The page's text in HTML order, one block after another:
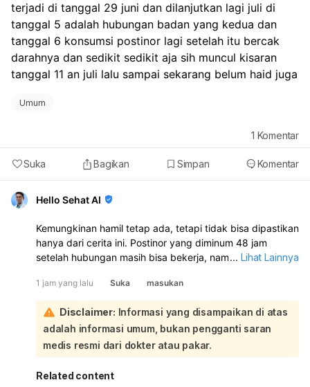
terjadi di tanggal 29 juni dan dilanjutkan lagi juli di
tanggal 5 adalah hubungan badan yang kedua dan
tanggal 6 konsumsi postinor lagi setelah itu bercak
darahnya dan sedikit sedikit aja sih muncul kisaran
tanggal 11 an juli lalu sampai sekarang belum haid juga
Umum
Suka Bagikan Simpan Komentar
1 Komentar
Hello Sehat AI
Kemungkinan hamil tetap ada, tetapi tidak bisa dipastikan
hanya dari cerita ini. Postinor yang diminum 48 jam
setelah hubungan masih bisa bekerja, namun bisa juga
terlambat atau tidak teratur. Perdarahan yang muncul
setelah minum Postinor tidak selalu berarti haid:
Karena ada hubungan tanpa ejakulasi di dalam, risiko
memang lebih kecil, tetapi tetap ada risiko dari cairan
pra-ejakulasi. Kalau hubungan tanggal 21 Juni memang
dekat masa subur, risikonya bisa lebih tinggi dibanding
fase aman. Hubungan tanggal 5 Juli lalu minum Postinor
... Lihat Lainnya
1 jam yang lalu Suka masukan
Disclaimer: Informasi yang disampaikan di atas
adalah informasi umum, bukan pengganti saran
medis resmi dari dokter atau pakar.
Related content